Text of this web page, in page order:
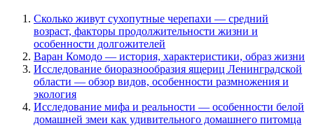
Сколько живут сухопутные черепахи — средний
возраст, факторы продолжительности жизни и
особенности долгожителей
Варан Комодо — история, характеристики, образ жизни
Исследование биоразнообразия ящериц Ленинградской
области — обзор видов, особенности размножения и
экология
Исследование мифа и реальности — особенности белой
домашней змеи как удивительного домашнего питомца